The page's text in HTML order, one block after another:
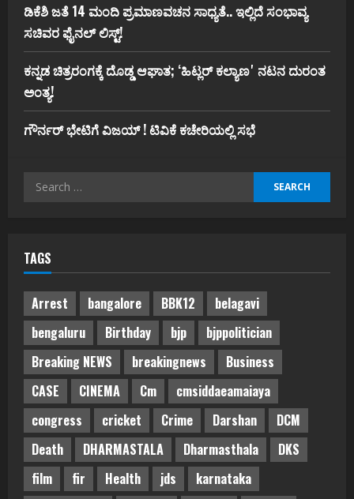
ಡಿಕೆಶಿ ಜತೆ 14 ಮಂದಿ ಪ್ರಮಾಣವಚನ ಸಾಧ್ಯತೆ.. ಇಲ್ಲಿದೆ ಸಂಭಾವ್ಯ
ಸಚಿವರ ಫೈನಲ್ ಲಿಸ್ಟ್‌!
ಕನ್ನಡ ಚಿತ್ರರಂಗಕ್ಕೆ ದೊಡ್ಡ ಆಘಾತ; ʻಹಿಟ್ಲರ್ ಕಲ್ಯಾಣʼ ನಟನ ದುರಂತ
ಅಂತ್ಯ!
ಗೌರ್ನರ್‌ ಭೇಟಿಗೆ ವಿಜಯ್‌ ! ಟಿವಿಕೆ ಕಚೇರಿಯಲ್ಲಿ ಸಭೆ
Search
TAGS
Arrest bangalore BBK12
belagavi
bengaluru
Birthday bjp
bjppolitician
Breaking NEWS
breakingnews
Business
CASE
CINEMA Cm
cmsiddaeamaiaya
congress
cricket Crime Darshan
DCM
Death
DHARMASTALA Dharmasthala
DKS
film
fir Health jds
karnataka